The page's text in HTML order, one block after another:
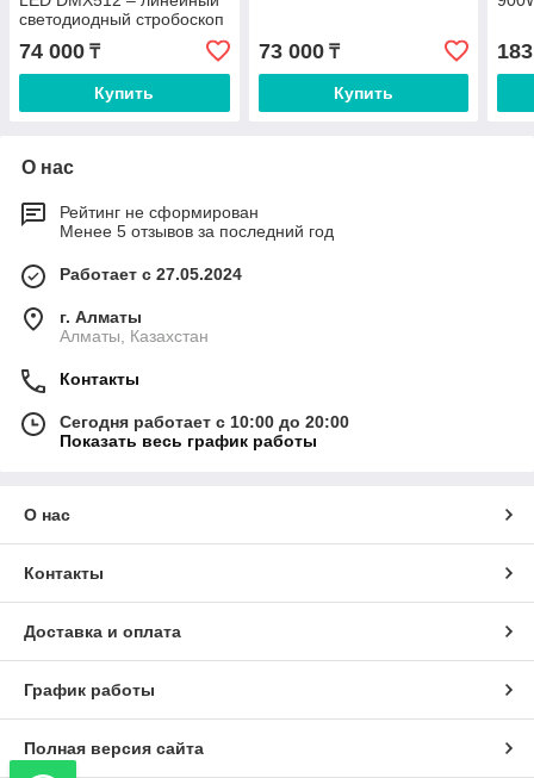
светодиодный стробоскоп
клуба, Казахстан
74 000 ₸
Купить
73 000₸
Купить
О нас
Рейтинг не сформирован
Менее 5 отзывов за последний год
Работает с 27.05.2024
г. Алматы
Алматы, Казахстан
Контакты
Сегодня работает с 10:00 до 20:00
Показать весь график работы
О нас
Контакты
Доставка и оплата
График работы
Полная версия сайта